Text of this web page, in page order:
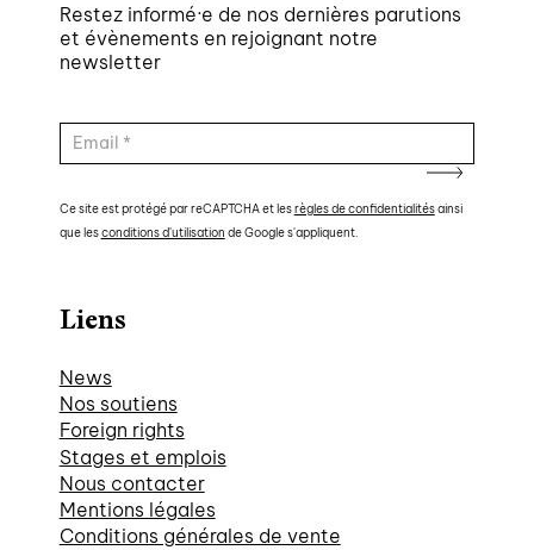
Restez informé·e de nos dernières parutions
et évènements en rejoignant notre
newsletter
Ce site est protégé par reCAPTCHA et lesrègles de confidentialitésainsi
que lesconditions d'utilisation de Google s'appliquent.
Liens
News
Nos soutiens
Foreign rights
Stages et emplois
Nous contacter
Mentions légales
Conditions générales de vente